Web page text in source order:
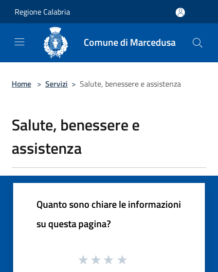
Regione Calabria
Comune di Marcedusa
Home > Servizi > Salute, benessere e assistenza
Salute, benessere e
assistenza
Quanto sono chiare le informazioni
su questa pagina?